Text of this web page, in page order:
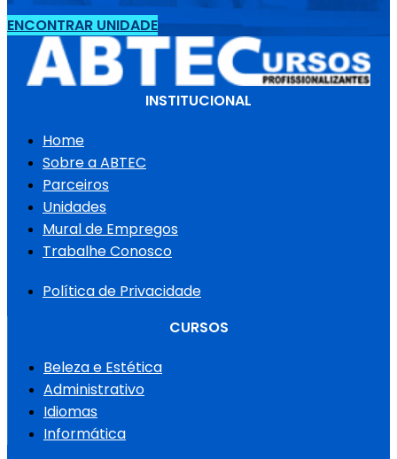
ENCONTRAR UNIDADE
INSTITUCIONAL
Home
Sobre a ABTEC
Parceiros
Unidades
Mural de Empregos
Trabalhe Conosco
Política de Privacidade
CURSOS
Beleza e Estética
Administrativo
Idiomas
Informática